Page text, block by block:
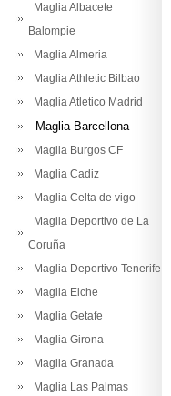
Maglia Albacete
Balompie
Maglia Almeria
Maglia Athletic Bilbao
Maglia Atletico Madrid
Maglia Barcellona
Maglia Burgos CF
Maglia Cadiz
Maglia Celta de vigo
Maglia Deportivo de La
Coruña
Maglia Deportivo Tenerife
Maglia Elche
Maglia Getafe
Maglia Girona
Maglia Granada
Maglia Las Palmas